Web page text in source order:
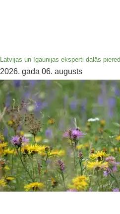
Latvijas un Igaunijas eksperti dalās
2026. gada 06. augusts